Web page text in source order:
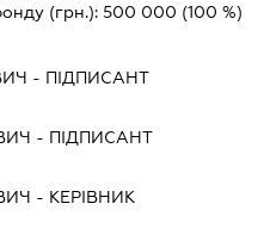
(грн.): 500 000 (100 %)
- ПІДПИСАНТ
- ПІДПИСАНТ
- КЕРІВНИК